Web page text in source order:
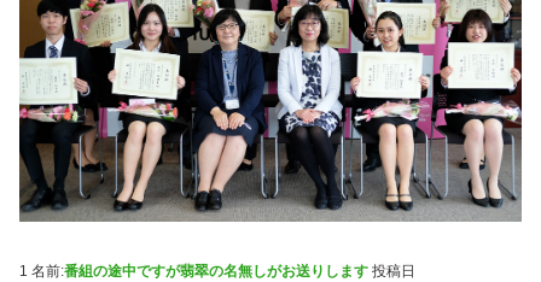
1 名前:番組の途中ですが翡翠の名無しがお送りします 投稿日